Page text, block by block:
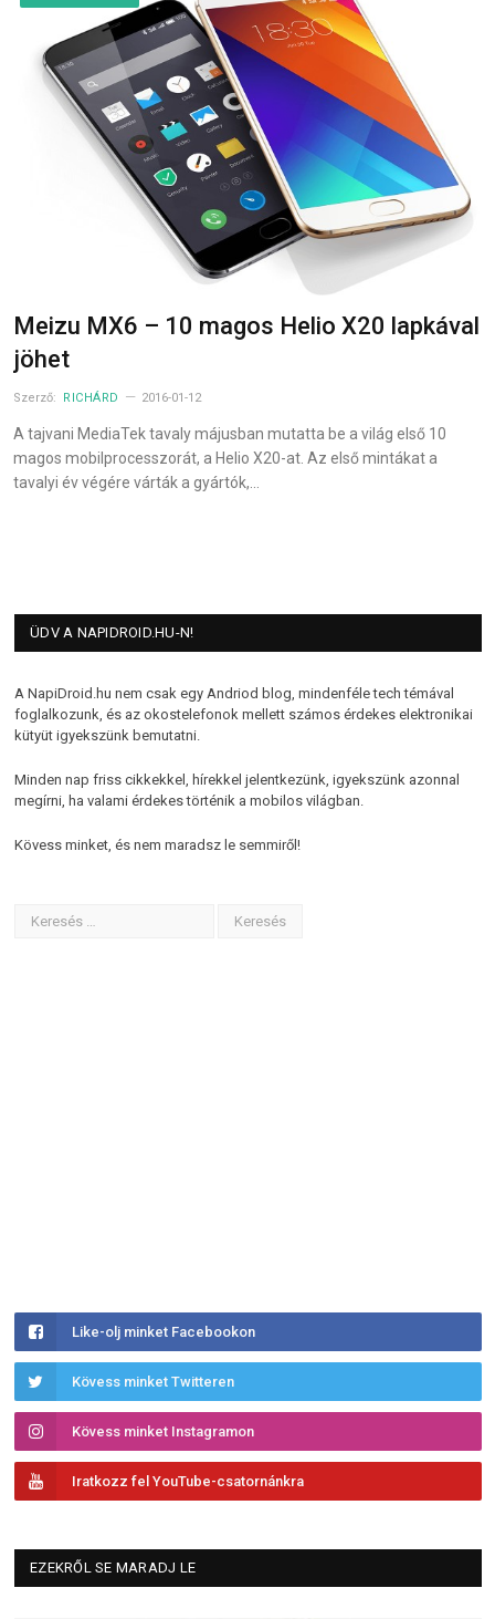
Meizu MX6 – 10 magos Helio X20 lapkával
jöhet
Szerző: RICHÁRD 2016-01-12
A tajvani MediaTek tavaly májusban mutatta be a világ első 10
magos mobilprocesszorát, a Helio X20-at. Az első mintákat a
tavalyi év végére várták a gyártók,…
ÜDV A NAPIDROID.HU-N!
A NapiDroid.hu nem csak egy Andriod blog, mindenféle tech témával
foglalkozunk, és az okostelefonok mellett számos érdekes elektronikai
kütyüt igyekszünk bemutatni.
Minden nap friss cikkekkel, hírekkel jelentkezünk, igyekszünk azonnal
megírni, ha valami érdekes történik a mobilos világban.
Kövess minket, és nem maradsz le semmiről!
Like-olj minket Facebookon
Kövess minket Twitteren
Kövess minket Instagramon
Iratkozz fel YouTube-csatornánkra
EZEKRŐL SE MARADJ LE